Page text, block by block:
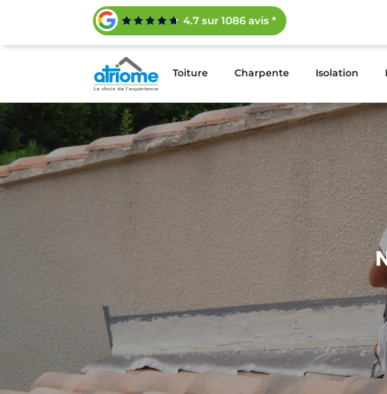
4.7 sur 1086 avis *
Toiture Charpente Isolation